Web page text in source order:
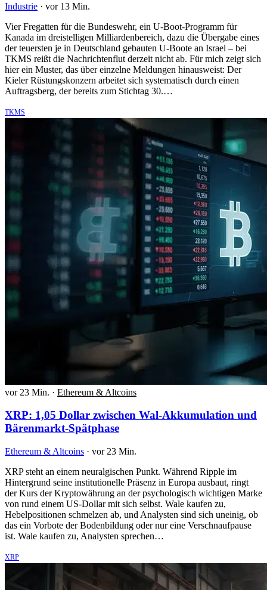
Industrie · vor 13 Min.
Vier Fregatten für die Bundeswehr, ein U-Boot-Programm für
Kanada im dreistelligen Milliardenbereich, dazu die Übergabe eines
der teuersten je in Deutschland gebauten U-Boote an Israel – bei
TKMS reißt die Nachrichtenflut derzeit nicht ab. Für mich zeigt sich
hier ein Muster, das über einzelne Meldungen hinausweist: Der
Kieler Rüstungskonzern arbeitet sich systematisch durch einen
Auftragsberg, der bereits zum Stichtag 30.…
TKMS
vor 23 Min. · Ethereum & Altcoins
XRP: 1,05 Dollar zwischen Wal-Akkumulation und
Bärenmarkt-Spätphase
Ethereum & Altcoins · vor 23 Min.
XRP steht an einem neuralgischen Punkt. Während Ripple im
Hintergrund seine institutionelle Präsenz in Europa ausbaut, ringt
der Kurs der Kryptowährung an der psychologisch wichtigen Marke
von rund einem US-Dollar mit sich selbst. Wale kaufen zu,
Hebelpositionen schmelzen ab, und Analysten sind sich uneinig, ob
das ein Vorbote der Bodenbildung oder nur eine Verschnaufpause
ist. Wale kaufen zu, Analysten sprechen…
XRP